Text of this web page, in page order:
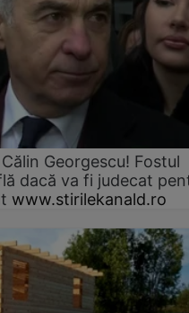
Georgescu! Fostul
dacă va fi judecat
www.stirilekanald.ro